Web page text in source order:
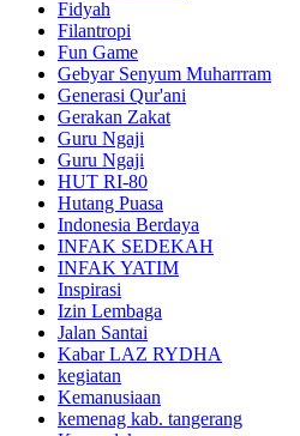
Fidyah
Filantropi
Fun Game
Gebyar Senyum Muharrram
Generasi Qur'ani
Gerakan Zakat
Guru Ngaji
Guru Ngaji
HUT RI-80
Hutang Puasa
Indonesia Berdaya
INFAK SEDEKAH
INFAK YATIM
Inspirasi
Izin Lembaga
Jalan Santai
Kabar LAZ RYDHA
kegiatan
Kemanusiaan
kemenag kab. tangerang